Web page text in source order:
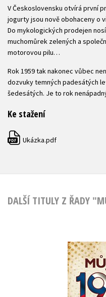
V Československu otvírá první
jogurty jsou nově obohaceny o
Do mykologických prodejen
muchomůrek zelených a
motorovou pilu…
Rok 1959 tak nakonec vůbec
dozvuky temných padesátých
šedesátých. Je to rok
Ke stažení
PDF Ukázka.pdf
DALŠÍ TITULY Z ŘADY
,